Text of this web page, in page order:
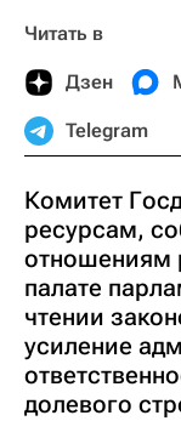
Читать в
Дзен
Telegram
Комитет
ресурсам,
отношениям
палате
чтении
усиление
долевого